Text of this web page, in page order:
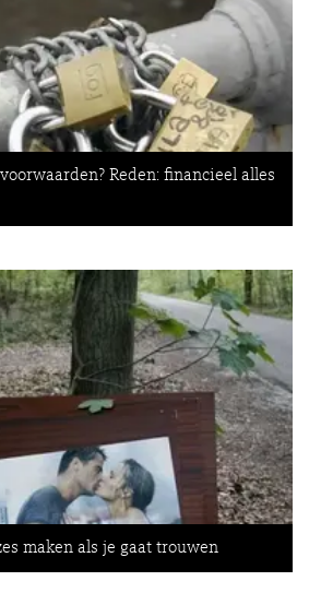
Reden: financieel alles
maken als je gaat trouwen